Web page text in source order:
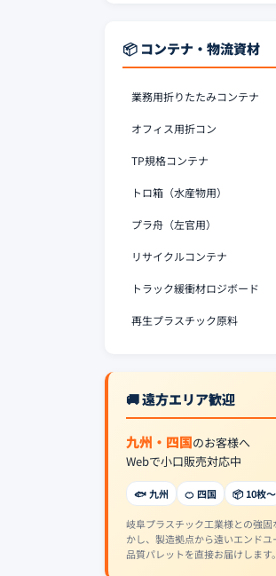
📦 コンテナ・物流資材
業務用折りたたみコンテナ
オフィス用折コン
TP規格コンテナ
トロ箱（水産物用）
プラ舟（左官用）
リサイクルコンテナ
トラック緩衝材ロジボード
再生プラスチック原料
🚚 遠方エリア歓迎
九州・四国のお客様へ
Webで小口販売対応中
🐟 九州 🍊 四国 📦 10枚〜
岐阜プラスチック工業様との強固
かし、製造拠点から遠いエンドユ
品質パレットを直接お届けします。